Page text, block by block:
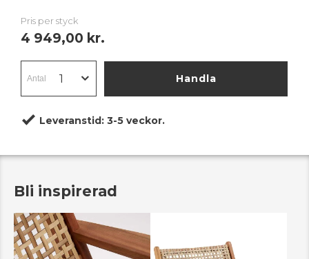
Pris per styck
4 949,00 kr.
Handla
Leveranstid: 3-5 veckor.
Bli inspirerad